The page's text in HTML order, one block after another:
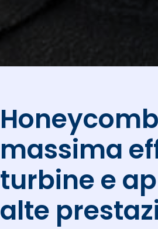
massima
turbine e
alte